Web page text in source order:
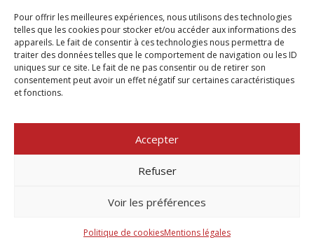
Pour offrir les meilleures expériences, nous utilisons des technologies
telles que les cookies pour stocker et/ou accéder aux informations des
appareils. Le fait de consentir à ces technologies nous permettra de
traiter des données telles que le comportement de navigation ou les ID
uniques sur ce site. Le fait de ne pas consentir ou de retirer son
consentement peut avoir un effet négatif sur certaines caractéristiques
et fonctions.
Accepter
Refuser
Voir les préférences
Politique de cookiesMentions légales
FAQ
Mentions légales
Politique de cookies (UE)
magasin Paris Store
Où nous trouver
©PARIS STORE 2026